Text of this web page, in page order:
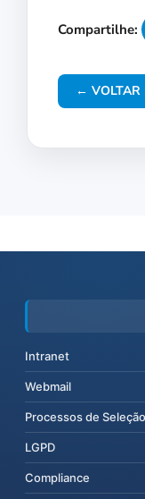
Compartilhe:
← VOLTAR
Intranet
Webmail
Processos de Seleção
LGPD
Compliance